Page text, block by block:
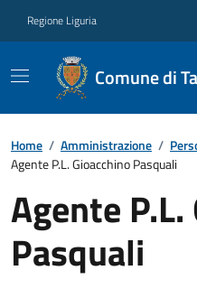
Regione Liguria
Comune di
Home / Amministrazione /
Agente P.L. Gioacchino Pasquali
Agente
Pasquali